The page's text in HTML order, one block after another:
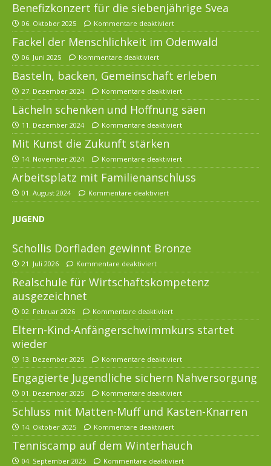
Benefizkonzert für die siebenjährige Svea
06. Oktober 2025 Kommentare deaktiviert
Fackel der Menschlichkeit im Odenwald
06. Juni 2025 Kommentare deaktiviert
Basteln, backen, Gemeinschaft erleben
27. Dezember 2024 Kommentare deaktiviert
Lächeln schenken und Hoffnung säen
11. Dezember 2024 Kommentare deaktiviert
Mit Kunst die Zukunft stärken
14. November 2024 Kommentare deaktiviert
Arbeitsplatz mit Familienanschluss
01. August 2024 Kommentare deaktiviert
JUGEND
Schollis Dorfladen gewinnt Bronze
21. Juli 2026 Kommentare deaktiviert
Realschule für Wirtschaftskompetenz
ausgezeichnet
02. Februar 2026 Kommentare deaktiviert
Eltern-Kind-Anfängerschwimmkurs startet
wieder
13. Dezember 2025 Kommentare deaktiviert
Engagierte Jugendliche sichern Nahversorgung
01. Dezember 2025 Kommentare deaktiviert
Schluss mit Matten-Muff und Kasten-Knarren
14. Oktober 2025 Kommentare deaktiviert
Tenniscamp auf dem Winterhauch
04. September 2025 Kommentare deaktiviert